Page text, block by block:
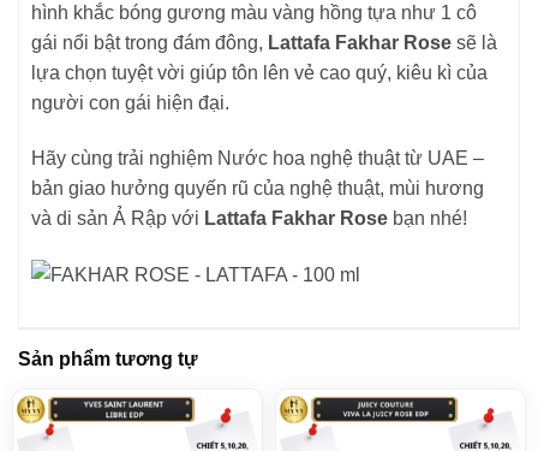
hình khắc bóng gương màu vàng hồng tựa như 1 cô
gái nổi bật trong đám đông, Lattafa Fakhar Rose sẽ là
lựa chọn tuyệt vời giúp tôn lên vẻ cao quý, kiêu kì của
người con gái hiện đại.
Hãy cùng trải nghiệm Nước hoa nghệ thuật từ UAE –
bản giao hưởng quyến rũ của nghệ thuật, mùi hương
và di sản Ả Rập với Lattafa Fakhar Rose bạn nhé!
Sản phẩm tương tự